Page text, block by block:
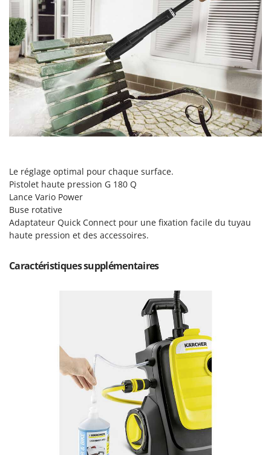
Macte Ovens
Makita
MAMMAMIA
Marcato
Marina Systems
Master
Mastercook
Masterpro
MCH
Michelin
Mille
Minox
Mockmill
More than chef
New O.M.R.A.
Le réglage optimal pour chaque surface.
Pistolet haute pression G 180 Q
Lance Vario Power
Buse rotative
Adaptateur Quick Connect pour une fixation facile du tuyau
haute pression et des accessoires.
Caractéristiques supplémentaires